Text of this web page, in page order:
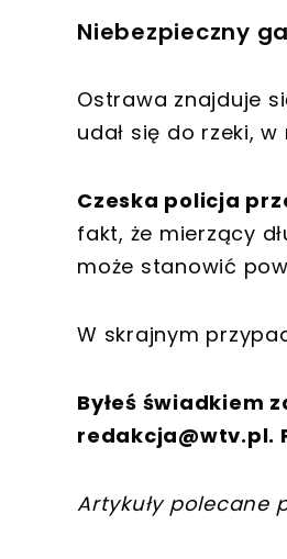
Niebezpieczny
Ostrawa znajduje
udał się do rzeki,
Czeska policja
fakt, że mierzący
może stanowić
W skrajnym
Byłeś świadkiem
redakcja@wtv.pl.
Artykuły polecane